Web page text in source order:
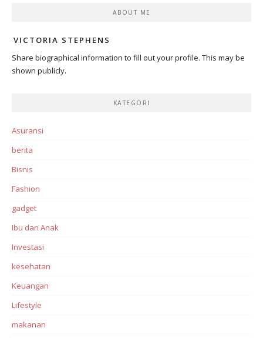
ABOUT ME
VICTORIA STEPHENS
Share biographical information to fill out your profile. This may be
shown publicly.
KATEGORI
Asuransi
berita
Bisnis
Fashion
gadget
Ibu dan Anak
Investasi‎
kesehatan
Keuangan
Lifestyle
makanan